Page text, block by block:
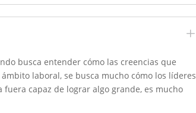
L
busca entender cómo las creencias que
laboral, se busca mucho cómo los líderes
capaz de lograr algo grande, es mucho